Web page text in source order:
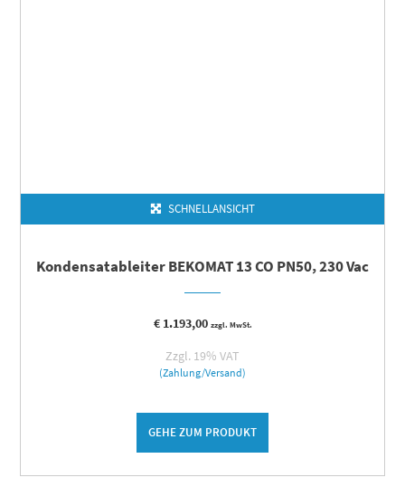
SCHNELLANSICHT
Kondensatableiter BEKOMAT 13 CO PN50, 230 Vac
€1.193,00 zzgl. MwSt.
Zzgl. 19% VAT
(Zahlung/Versand)
GEHE ZUM PRODUKT